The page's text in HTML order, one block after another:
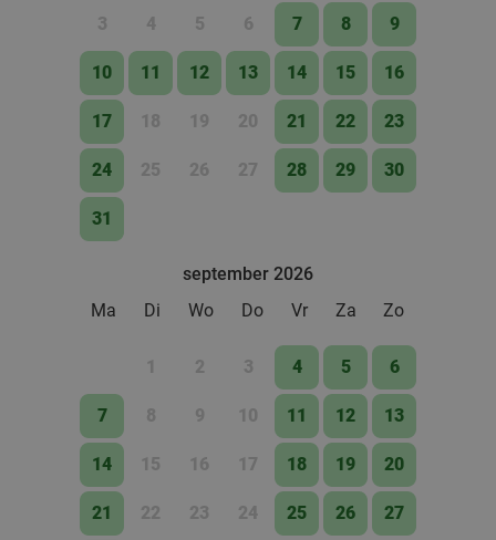
3 4 5 6 7 8 9
10 11 12 13 14 15 16
17 18 19 20 21 22 23
24 25 26 27 28 29 30
31
september 2026
Ma
Di Wo Do Vr Za Zo
1 2 3 4 5 6
7 8 9 10 11 12 13
14 15 16 17 18 19 20
21 22 23 24 25 26 27